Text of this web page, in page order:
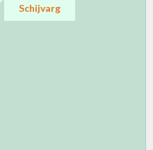
Schijvarg